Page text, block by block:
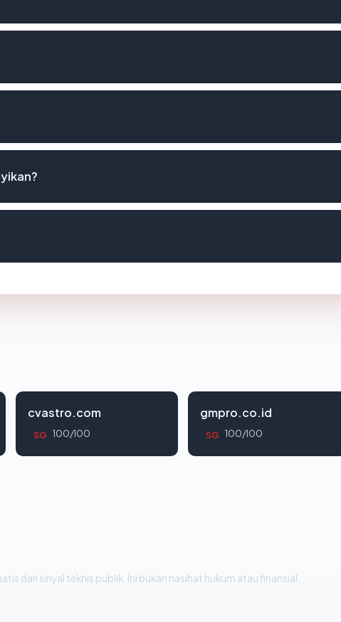
cvastro.com
SG 100/100
gmpro.co.id
SG 100/100
dari sinyal teknis publik. Ini bukan nasihat hukum atau finansial.